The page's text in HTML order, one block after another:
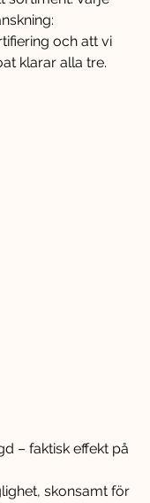
och att vi
klarar alla tre.
– faktisk effekt på
skonsamt för